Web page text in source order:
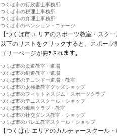
つくば市の行政書士事務所
つくば市の税理士事務所
つくば市の弁理士事務所
つくば市のペンション・コテージ
【つくば市 エリアのスポーツ教室・スク
以下のリストをクリックすると、スポー
ゴリーページが侮ｦされます。
つくば市の柔道教室・道場
つくば市の剣道教室・道場
つくば市のテコンドー道場・教室
つくば市の太極拳教室グッズショップ
つくば市のフィットネスジム・スポーツクラブ
つくば市のテニススクール・ショップ
つくば市の乗馬クラブ・教室
つくば市の社交ダンス教室・ショップ
つくば市のバレエ教室スクール・ショップ
【つくば市 エリアのカルチャースクール